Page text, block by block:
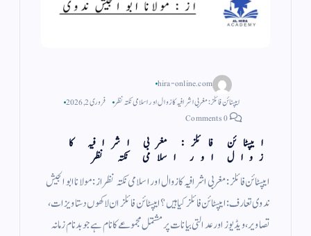
hira-online.com
ایپسٹائن فائلز: مغربی اشرافیہ کا زوال اور اسلامی نکتہ نظر
فروری 2, 2026
ایپسٹائن فائلز: مغربی اشرافیہ کا
زوال اور اسلامی نکتہ نظر
ایپسٹائن فائلز: مغربی اشرافیہ کا زوال اور اسلامی نکتہ نظر از : مولانا ابو الجیش
ندوی تعارف: ایپسٹائن فائلز کیا ہیں؟ ​ایپسٹائن فائلز ان لاکھوں دستاویزات،
تصاویر، ویڈیوز اور عدالتی بیانات پر مشتمل مجموعے کا نام ہے جو بدنام زمانہ